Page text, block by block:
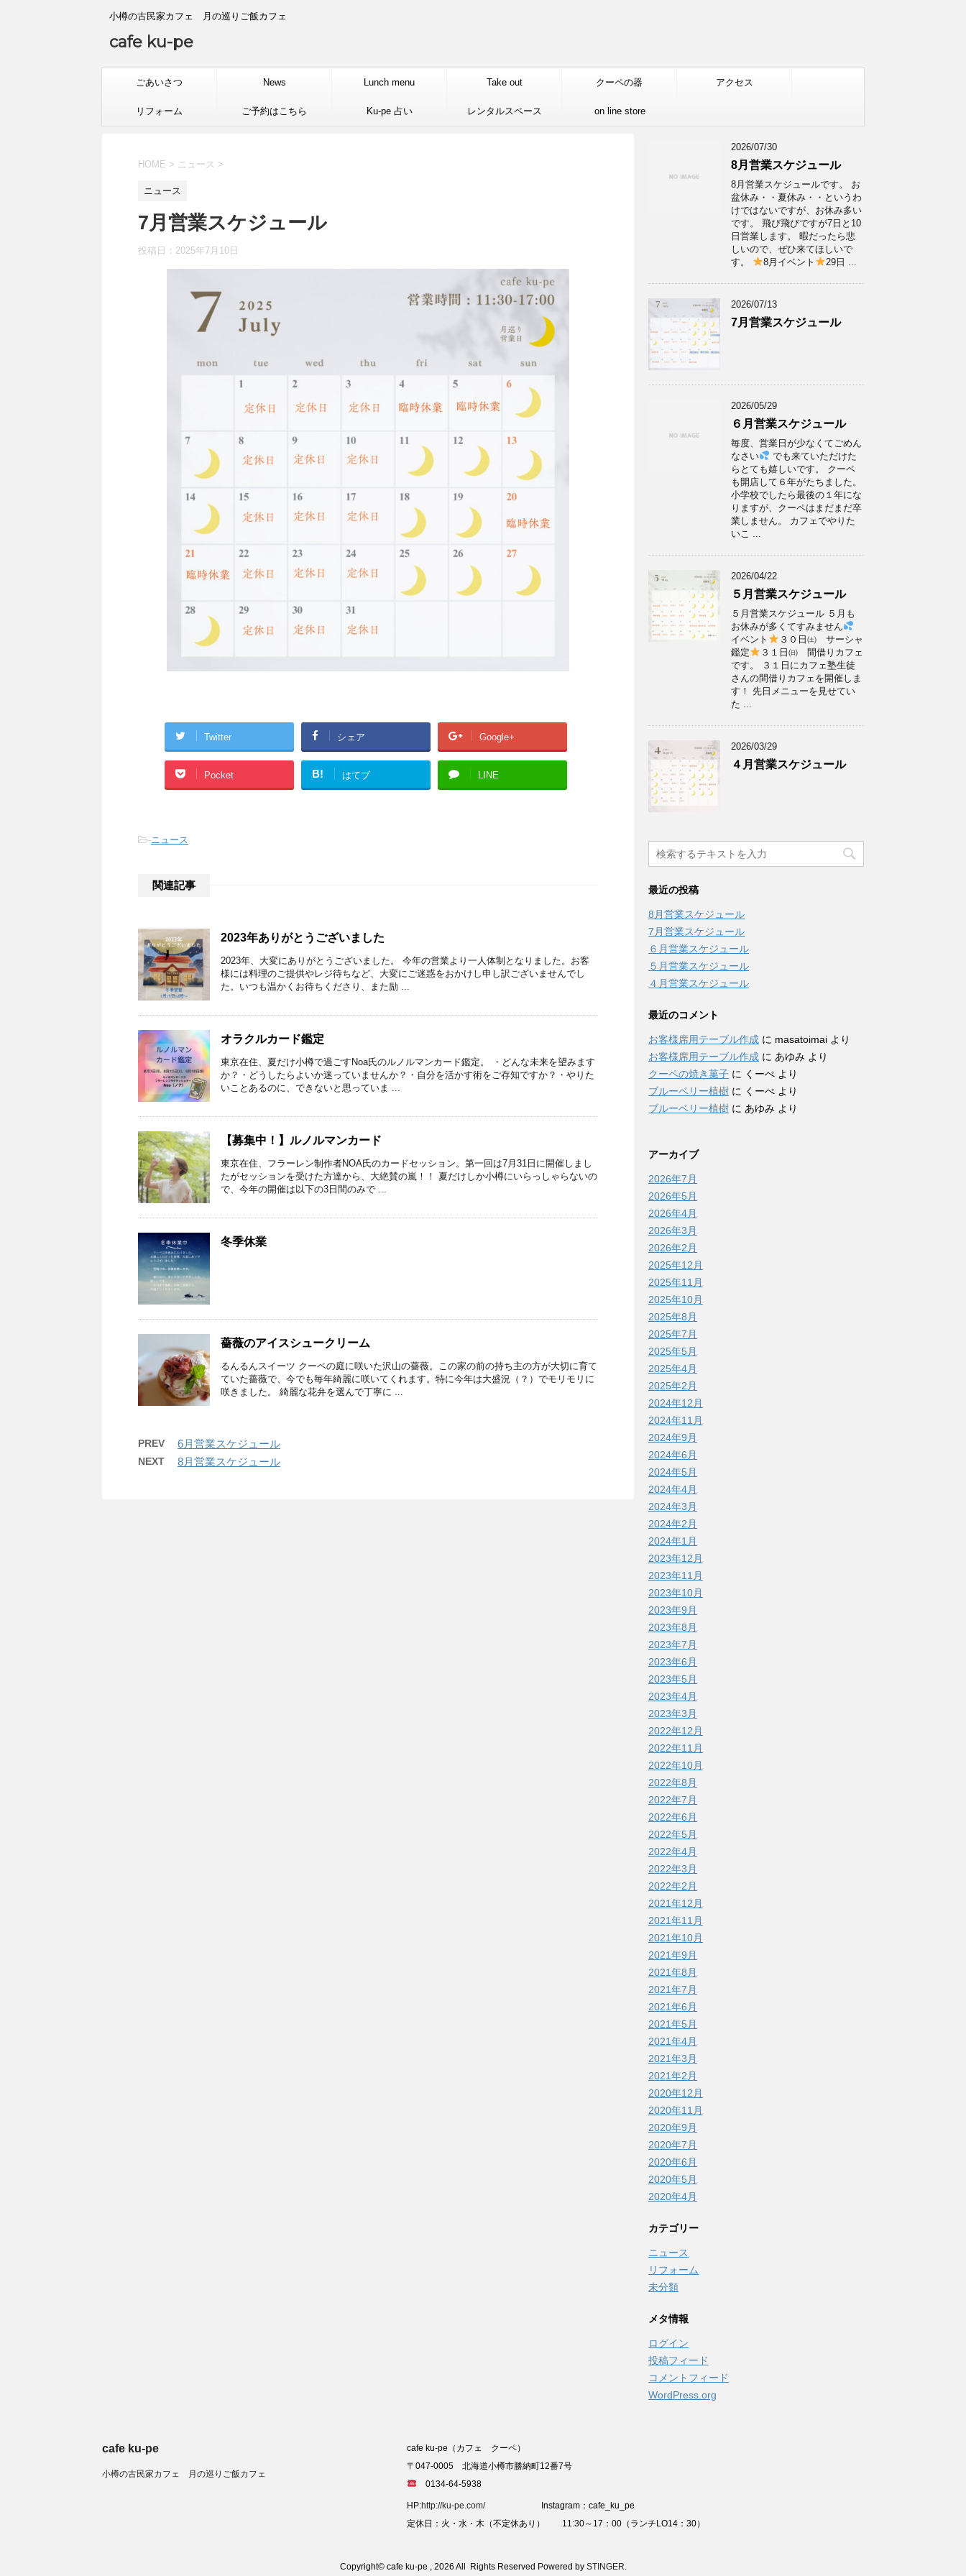
小樽の古民家カフェ 月の巡りご飯カフェ
cafe ku-pe
ごあいさつ News Lunch menu Take out クーペの器 アクセス
リフォーム ご予約はこちら Ku-pe 占い レンタルスペース on line store
HOME > ニュース >
ニュース
7月営業スケジュール
投稿日： 2025年7月10日
Twitter シェア Google+
Pocket B! はてブ LINE
-ニュース
関連記事
2023年ありがとうございました
2023年、大変にありがとうございました。 今年の営業より一人体制となりました。お客
様には料理のご提供やレジ待ちなど、大変にご迷惑をおかけし申し訳ございませんでし
た。いつも温かくお待ちくださり、また励 ...
オラクルカード鑑定
東京在住、夏だけ小樽で過ごすNoa氏のルノルマンカード鑑定。 ・どんな未来を望みます
か？・どうしたらよいか迷っていませんか？・自分を活かす術をご存知ですか？・やりた
いことあるのに、できないと思っていま ...
【募集中！】ルノルマンカード
東京在住、フラーレン制作者NOA氏のカードセッション。第一回は7月31日に開催しまし
たがセッションを受けた方達から、大絶賛の嵐！！ 夏だけしか小樽にいらっしゃらないの
で、今年の開催は以下の3日間のみで ...
冬季休業
薔薇のアイスシュークリーム
るんるんスイーツ クーペの庭に咲いた沢山の薔薇。この家の前の持ち主の方が大切に育て
ていた薔薇で、今でも毎年綺麗に咲いてくれます。特に今年は大盛況（？）でモリモリに
咲きました。 綺麗な花弁を選んで丁寧に ...
PREV 6月営業スケジュール
NEXT 8月営業スケジュール
2026/07/30
8月営業スケジュール
8月営業スケジュールです。 お
盆休み・・夏休み・・というわ
けではないですが、お休み多い
です。 飛び飛びですが7日と10
日営業します。 暇だったら悲
しいので、ぜひ来てほしいで
す。
8月イベント 29日 ...
2026/07/13
7月営業スケジュール
2026/05/29
６月営業スケジュール
毎度、営業日が少なくてごめん
なさい
でも来ていただけた
らとても嬉しいです。 クーペ
も開店して６年がたちました。
小学校でしたら最後の１年にな
りますが、クーペはまだまだ卒
業しません。 カフェでやりた
いこ ...
2026/04/22
５月営業スケジュール
５月営業スケジュール ５月も
お休みが多くてすみません
イベント
３０日㈯ サーシャ
鑑定
３１日㈰ 間借りカフェ
です。 ３１日にカフェ塾生徒
さんの間借りカフェを開催しま
す！ 先日メニューを見せてい
た ...
2026/03/29
４月営業スケジュール
最近の投稿
8月営業スケジュール
7月営業スケジュール
６月営業スケジュール
５月営業スケジュール
４月営業スケジュール
最近のコメント
お客様席用テーブル作成 に masatoimai より
お客様席用テーブル作成 に あゆみ より
クーペの焼き菓子 に くーぺ より
ブルーベリー植樹 に くーぺ より
ブルーベリー植樹 に あゆみ より
アーカイブ
2026年7月
2026年5月
2026年4月
2026年3月
2026年2月
2025年12月
2025年11月
2025年10月
2025年8月
2025年7月
2025年5月
2025年4月
2025年2月
2024年12月
2024年11月
2024年9月
2024年6月
2024年5月
2024年4月
2024年3月
2024年2月
2024年1月
2023年12月
2023年11月
2023年10月
2023年9月
2023年8月
2023年7月
2023年6月
2023年5月
2023年4月
2023年3月
2022年12月
2022年11月
2022年10月
2022年8月
2022年7月
2022年6月
2022年5月
2022年4月
2022年3月
2022年2月
2021年12月
2021年11月
2021年10月
2021年9月
2021年8月
2021年7月
2021年6月
2021年5月
2021年4月
2021年3月
2021年2月
2020年12月
2020年11月
2020年9月
2020年7月
2020年6月
2020年5月
2020年4月
カテゴリー
ニュース
リフォーム
未分類
メタ情報
ログイン
投稿フィード
コメントフィード
WordPress.org
cafe ku-pe（カフェ クーペ）
〒047-0005 北海道小樽市勝納町12番7号
0134-64-5938
HP:http://ku-pe.com/
Instagram：cafe_ku_pe
定休日：火・水・木（不定休あり） 11:30～17：00（ランチLO14：30）
cafe ku-pe
小樽の古民家カフェ 月の巡りご飯カフェ
Copyright© cafe ku-pe , 2026 All Rights Reserved Powered by STINGER.